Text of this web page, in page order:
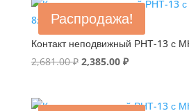
Распродажа!
Контакт неподвижный РНТ-13 с
2,681.00₽ Первоначальная
2,385.00 ₽Текущая